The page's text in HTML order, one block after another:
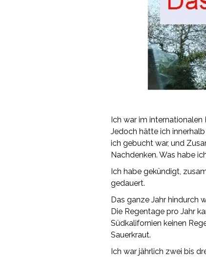
Ich war im
Jedoch hätte ich
ich gebucht war, und
Nachdenken. Was habe
Ich habe gekündigt,
gedauert.
Das ganze Jahr hindurch
Die Regentage pro Jahr
Südkalifornien keinen
Sauerkraut.
Ich war jährlich zwei bis